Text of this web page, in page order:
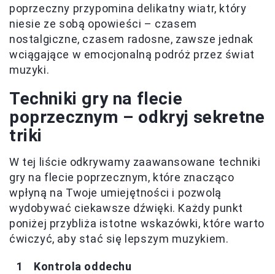
poprzeczny przypomina delikatny wiatr, który
niesie ze sobą opowieści – czasem
nostalgiczne, czasem radosne, zawsze jednak
wciągające w emocjonalną podróż przez świat
muzyki.
Techniki gry na flecie
poprzecznym – odkryj sekretne
triki
W tej liście odkrywamy zaawansowane techniki
gry na flecie poprzecznym, które znacząco
wpłyną na Twoje umiejętności i pozwolą
wydobywać ciekawsze dźwięki. Każdy punkt
poniżej przybliża istotne wskazówki, które warto
ćwiczyć, aby stać się lepszym muzykiem.
Kontrola oddechu